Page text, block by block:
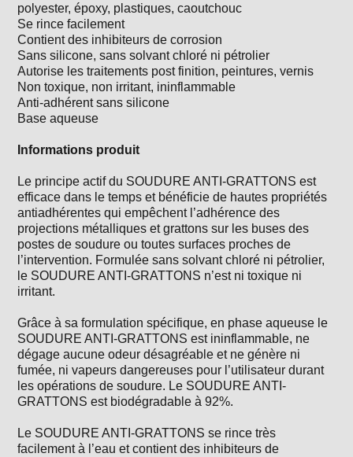
polyester, époxy, plastiques, caoutchouc
Se rince facilement
Contient des inhibiteurs de corrosion
Sans silicone, sans solvant chloré ni pétrolier
Autorise les traitements post finition, peintures, vernis
Non toxique, non irritant, ininflammable
Anti-adhérent sans silicone
Base aqueuse
Informations produit
Le principe actif du SOUDURE ANTI-GRATTONS est
efficace dans le temps et bénéficie de hautes propriétés
antiadhérentes qui empêchent l’adhérence des
projections métalliques et grattons sur les buses des
postes de soudure ou toutes surfaces proches de
l’intervention. Formulée sans solvant chloré ni pétrolier,
le SOUDURE ANTI-GRATTONS n’est ni toxique ni
irritant.
Grâce à sa formulation spécifique, en phase aqueuse le
SOUDURE ANTI-GRATTONS est ininflammable, ne
dégage aucune odeur désagréable et ne génère ni
fumée, ni vapeurs dangereuses pour l’utilisateur durant
les opérations de soudure. Le SOUDURE ANTI-
GRATTONS est biodégradable à 92%.
Le SOUDURE ANTI-GRATTONS se rince très
facilement à l’eau et contient des inhibiteurs de